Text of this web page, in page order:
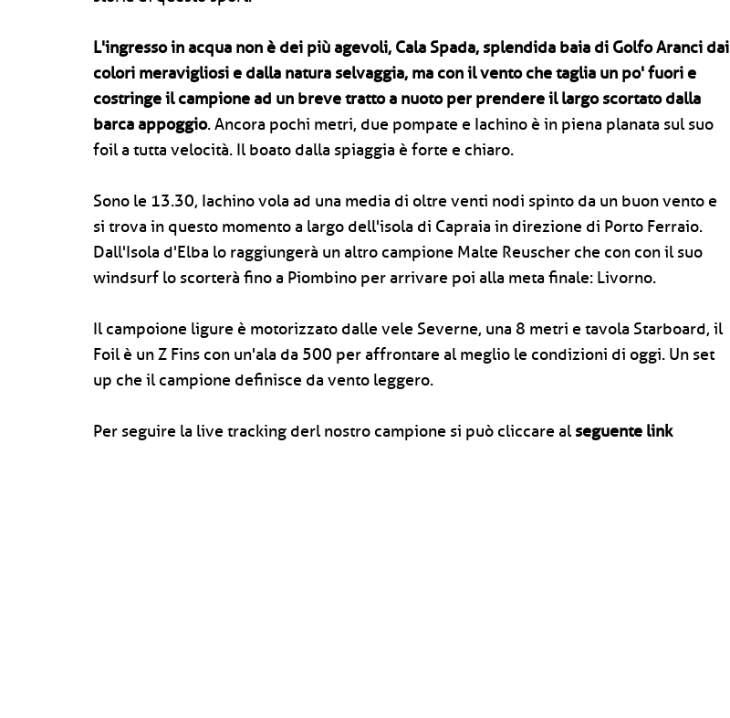
L'ingresso in acqua non è dei più agevoli, Cala Spada, splendida baia di Golfo Aranci dai
colori meravigliosi e dalla natura selvaggia, ma con il vento che taglia un po' fuori e
costringe il campione ad un breve tratto a nuoto per prendere il largo scortato dalla
barca appoggio. Ancora pochi metri, due pompate e Iachino è in piena planata sul suo
foil a tutta velocità. Il boato dalla spiaggia è forte e chiaro.
Sono le 13.30, Iachino vola ad una media di oltre venti nodi spinto da un buon vento e
si trova in questo momento a largo dell'isola di Capraia in direzione di Porto Ferraio.
Dall'Isola d'Elba lo raggiungerà un altro campione Malte Reuscher che con con il suo
windsurf lo scorterà fino a Piombino per arrivare poi alla meta finale: Livorno.
Il campoione ligure è motorizzato dalle vele Severne, una 8 metri e tavola Starboard, il
Foil è un Z Fins con un'ala da 500 per affrontare al meglio le condizioni di oggi. Un set
up che il campione definisce da vento leggero.
Per seguire la live tracking derl nostro campione si può cliccare alseguente link